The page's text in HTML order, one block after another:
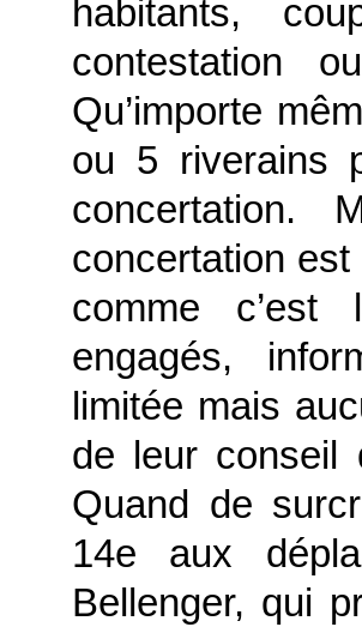
habitants,
contestation
Qu’importe
ou 5 riverains
concertation.
concertation
comme
engagés,
limitée mais
de leur conseil
Quand de
14e aux
Bellenger, qui